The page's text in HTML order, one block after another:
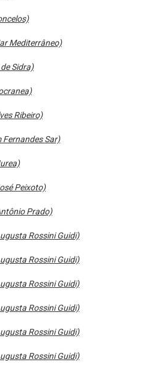
Mediterrâneo)
Sidra)
Ribeiro)
Fernandes Sar)
Peixoto)
Prado)
Rossini Guidi)
Rossini Guidi)
Rossini Guidi)
Rossini Guidi)
Rossini Guidi)
Rossini Guidi)